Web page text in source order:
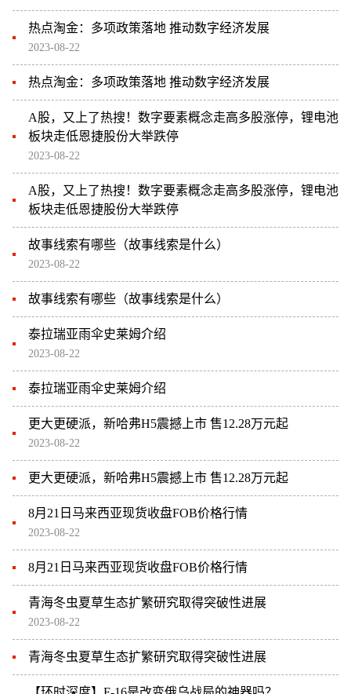
热点淘金：多项政策落地 推动数字经济发展
2023-08-22
热点淘金：多项政策落地 推动数字经济发展
A股，又上了热搜！数字要素概念走高多股涨停，锂电池
板块走低恩捷股份大举跌停
2023-08-22
A股，又上了热搜！数字要素概念走高多股涨停，锂电池
板块走低恩捷股份大举跌停
故事线索有哪些（故事线索是什么）
2023-08-22
故事线索有哪些（故事线索是什么）
泰拉瑞亚雨伞史莱姆介绍
2023-08-22
泰拉瑞亚雨伞史莱姆介绍
更大更硬派，新哈弗H5震撼上市 售12.28万元起
2023-08-22
更大更硬派，新哈弗H5震撼上市 售12.28万元起
8月21日马来西亚现货收盘FOB价格行情
2023-08-22
8月21日马来西亚现货收盘FOB价格行情
青海冬虫夏草生态扩繁研究取得突破性进展
2023-08-22
青海冬虫夏草生态扩繁研究取得突破性进展